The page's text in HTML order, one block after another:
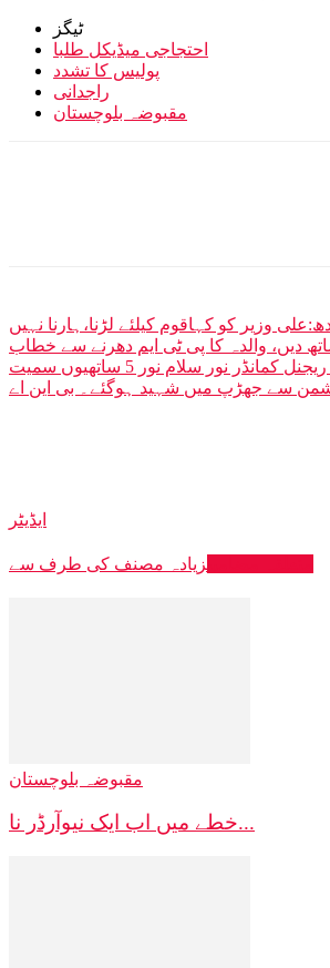
ٹیگز
احتجاجی میڈیکل طلبا
پولیس کا تشدد
راجدانی
مقبوضہ بلوچستان
وزیر کو کہاقوم کیلئے لڑنا،ہارنا نہیں
دیں، والدہ کا پی ٹی ایم دھرنے سے خطاب
تنظیم کے ریجنل کمانڈر نور سلام نور 5 ساتھیوں سمیت
سے جھڑپ میں شہید ہوگئے۔ بی این اے
ایڈیٹر
زیادہ مصنف کی طرف سے
مقبوضہ بلوچستان
خطے میں اب ایک نیوآرڈر نا...